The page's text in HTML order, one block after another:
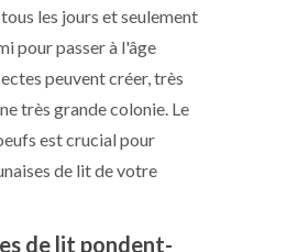
les jours et seulement
pour passer à l'âge
peuvent créer, très
très grande colonie. Le
est crucial pour
de lit de votre
de lit pondent-